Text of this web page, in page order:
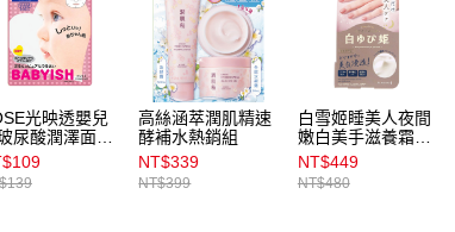
光映透嬰兒
尿酸潤澤面膜
高絲涵萃潤肌精速
酵補水熱銷組
NT$339
NT$399
白雪姬睡美人夜間
嫩白美手滋養霜
30g
NT$449
NT$480